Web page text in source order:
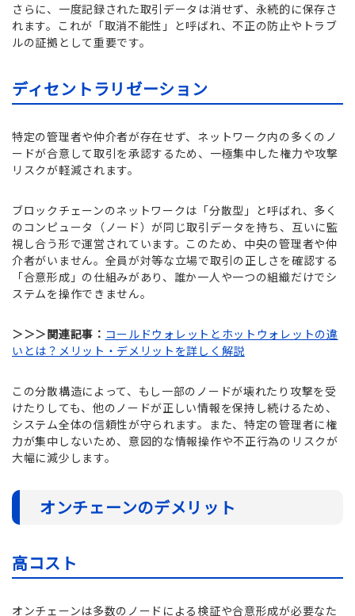
さらに、一度記録された取引データは消せず、永続的に保存さ
れます。これが「取消不能性」と呼ばれ、不正の防止やトラブ
ルの証拠として重要です。
ディセントラリゼーション
特定の管理者や仲介者が存在せず、ネットワーク内の多くのノ
ードが合意して取引を承認するため、一極集中した権力や攻撃
リスクが軽減されます。
ブロックチェーンのネットワークは「分散型」と呼ばれ、多く
のコンピュータ（ノード）が同じ取引データを持ち、互いに監
視し合う形で運営されています。このため、中央の管理者や仲
介者がいません。全員が対等な立場で取引の正しさを確認する
「合意形成」の仕組みがあり、誰か一人や一つの組織だけでシ
ステムを操作できません。
＞＞＞関連記事： コールドウォレットとホットウォレットの違
いとは？メリット・デメリットを詳しく解説
この分散構造によって、もし一部のノードが壊れたり攻撃を受
けたりしても、他のノードが正しい情報を保持し続けるため、
システム全体の信頼性が守られます。また、特定の管理者に権
力が集中しないため、意図的な情報操作や不正行為のリスクが
大幅に減少します。
オンチェーンのデメリット
高コスト
オンチェーンは多数のノードによる検証や合意形成が必要なた